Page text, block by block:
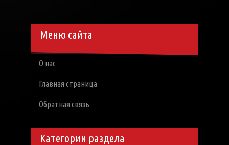
Меню сайта
О нас
Главная страница
Обратная связь
Категории раздела